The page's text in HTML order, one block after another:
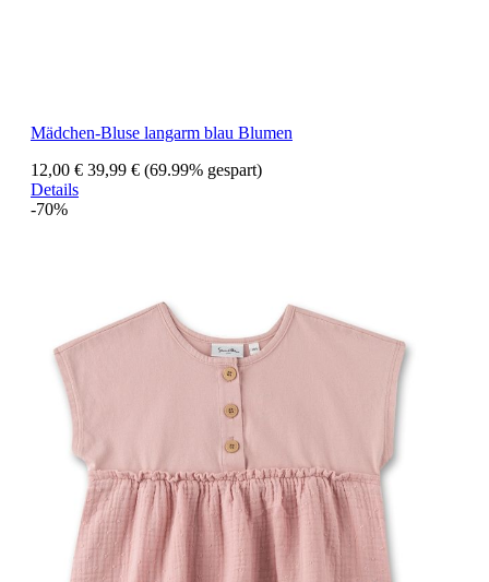
Mädchen-Bluse langarm blau Blumen
12,00 € 39,99 € (69.99% gespart)
Details
-70%